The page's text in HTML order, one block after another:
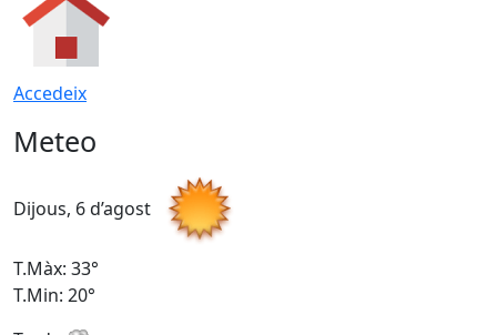
Accedeix
Meteo
Dijous, 6 d’agost
T.Màx: 33°
T.Min: 20°